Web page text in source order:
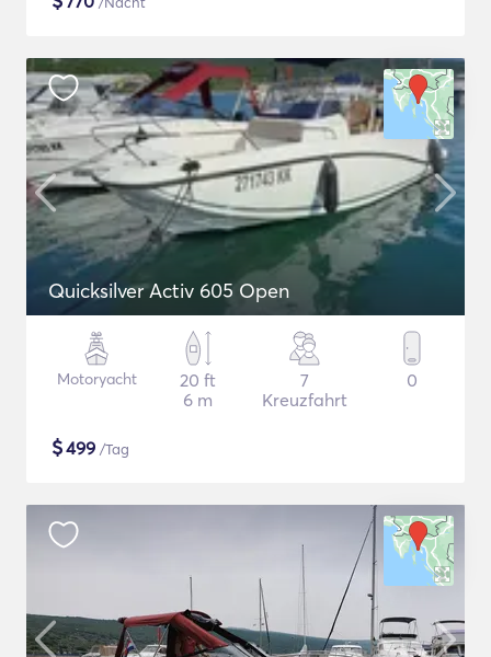
Quicksilver Activ 605 Open
Motoryacht
20 ft
6 m
7
Kreuzfahrt
0
$499 /Tag